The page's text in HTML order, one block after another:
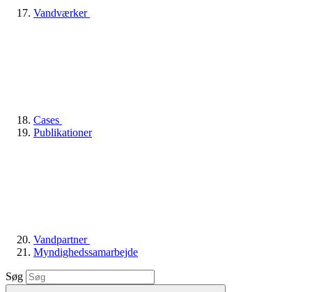
Vandværker
Cases
Publikationer
Vandpartner
Myndighedssamarbejde
Søg